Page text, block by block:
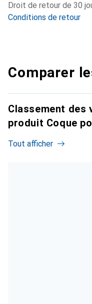
Droit de retour de 30
Conditions de retour
Comparer
Classement des
produit Coque
Tout afficher